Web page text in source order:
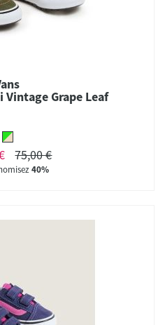
Vintage Grape Leaf
75,00 €
40%